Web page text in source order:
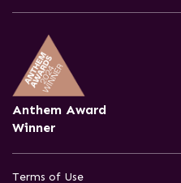
Anthem Award
Winner
Terms of Use